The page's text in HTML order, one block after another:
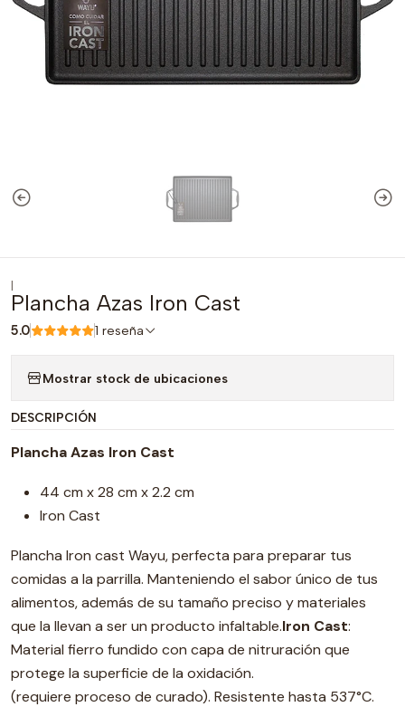
|
Plancha Azas Iron Cast
5.0 1 reseña
Mostrar stock de ubicaciones
DESCRIPCIÓN
Plancha Azas Iron Cast
44 cm x 28 cm x 2.2 cm
Iron Cast
Plancha Iron cast Wayu, perfecta para preparar tus
comidas a la parrilla. Manteniendo el sabor único de tus
alimentos, además de su tamaño preciso y materiales
que la llevan a ser un producto infaltable.Iron Cast:
Material fierro fundido con capa de nitruración que
protege la superficie de la oxidación.
(requiere proceso de curado). Resistente hasta 537°C.